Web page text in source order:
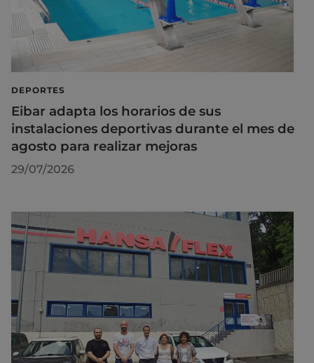
DEPORTES
Eibar adapta los horarios de sus
instalaciones deportivas durante el mes de
agosto para realizar mejoras
29/07/2026